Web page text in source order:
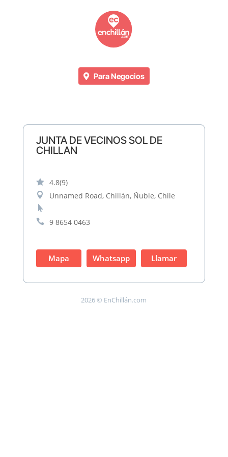
Para Negocios
JUNTA DE VECINOS SOL DE
CHILLAN
 4.8(9)
 Unnamed Road, Chillán, Ñuble, Chile


9 8654 0463
Mapa Whatsapp Llamar
2026 © EnChillán.com